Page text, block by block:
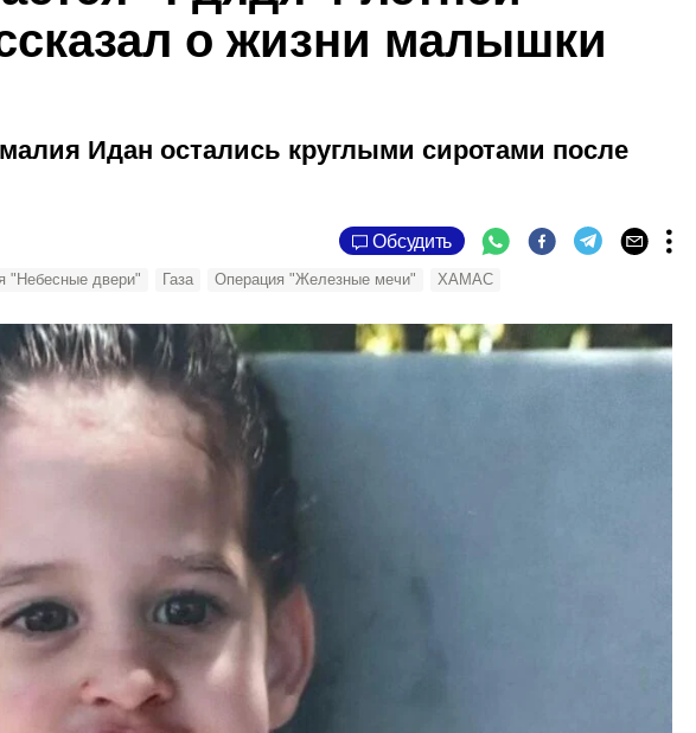
о жизни малышки
Идан остались круглыми сиротами после
Обсудить
"Небесные двери" Газа Операция "Железные мечи" ХАМАС